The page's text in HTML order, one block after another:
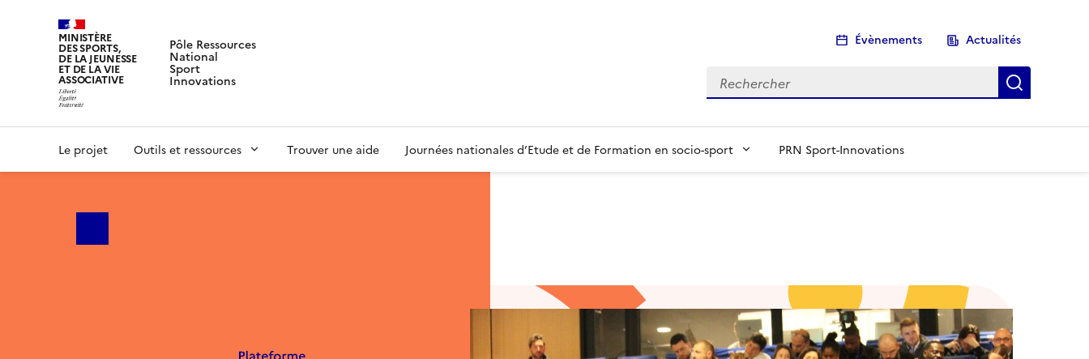
MINISTÈRE
DES SPORTS,
DE LA JEUNESSE
ET DE LA VIE
ASSOCIATIVE
Pôle Ressources
National
Sport
Innovations
Évènements Actualités
Rechercher
Le projet Outils et ressources Trouver une aide Journées nationales d’Etude et de Formation en socio-sport PRN Sport-Innovations